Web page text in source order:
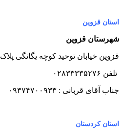
استان قزوین
شهرستان قزوین
قزوین خیابان توحید کوچه یگانگی پلاک ۲۴
تلفن ۰۲۸۳۳۳۳۵۲۷۶
جناب آقای قربانی : ۰۹۳۷۴۷۰۰۹۳۳
استان کردستان